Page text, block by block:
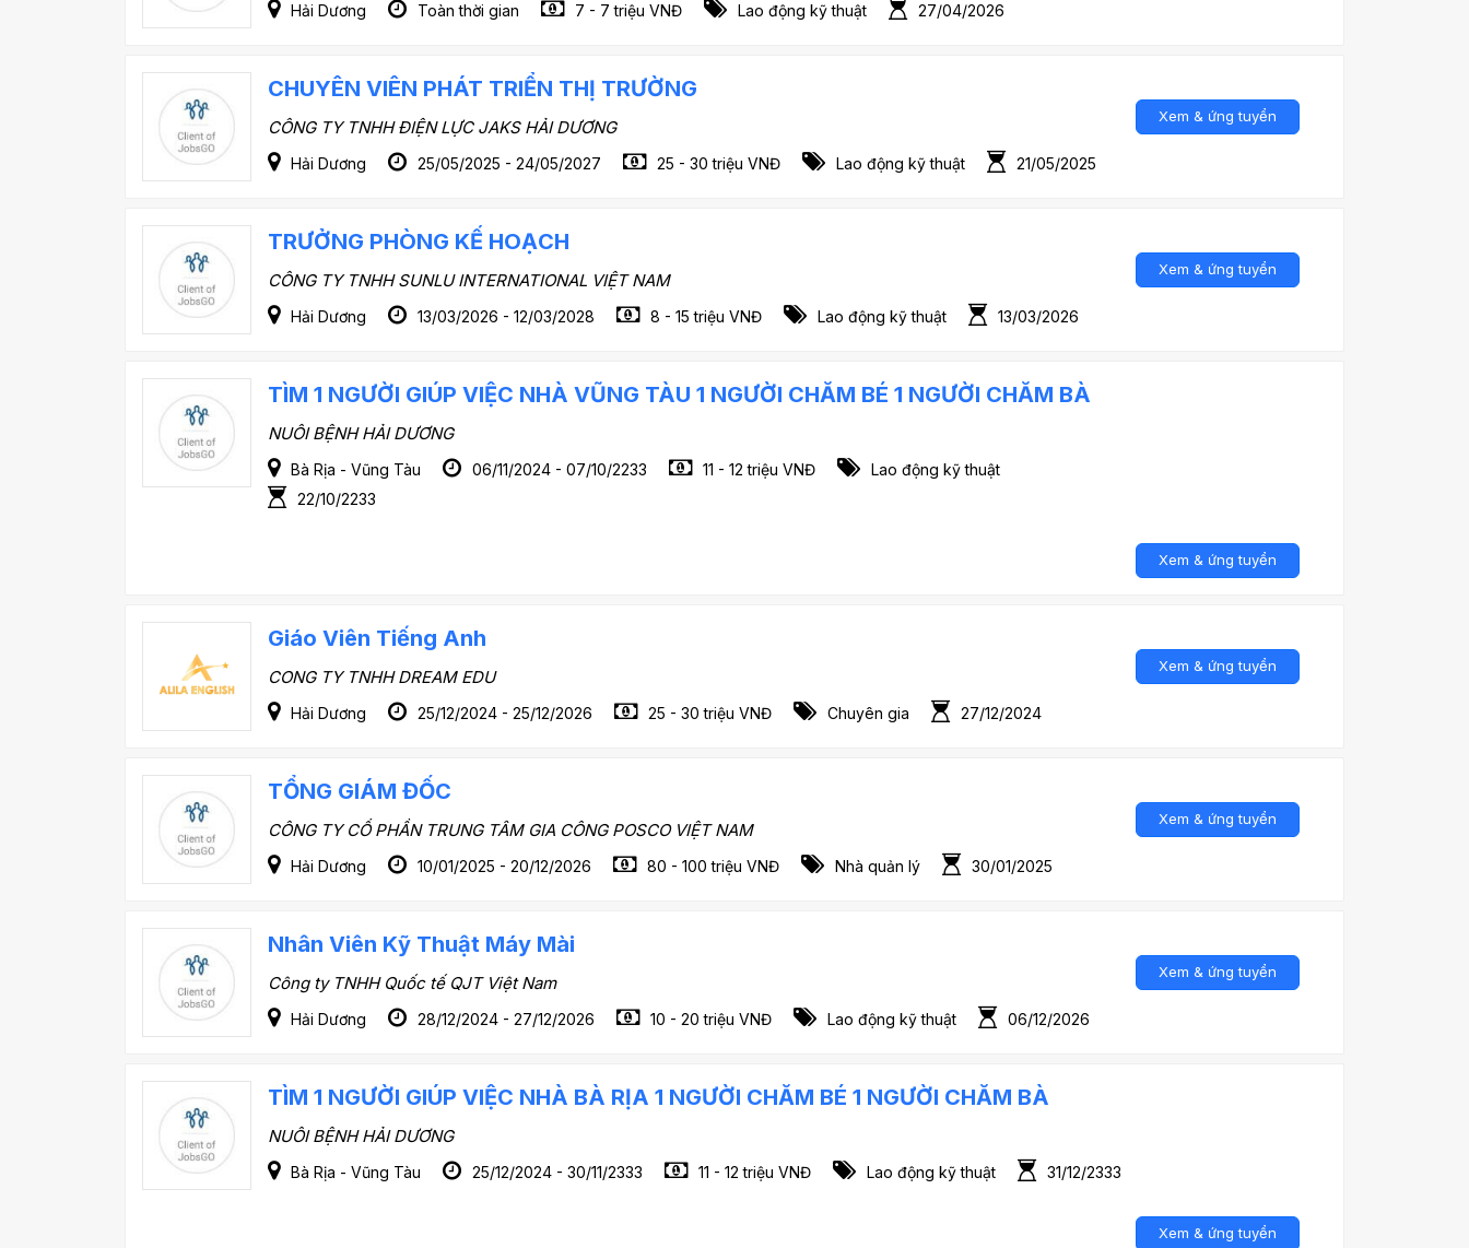
Hải Dương Toàn thời gian 7 - 7 triệu VNĐ Lao động kỹ thuật 27/04/2026
CHUYÊN VIÊN PHÁT TRIỂN THỊ TRƯỜNG
CÔNG TY TNHH ĐIỆN LỰC JAKS HẢI DƯƠNG
Hải Dương 25/05/2025 - 24/05/2027 25 - 30 triệu VNĐ Lao động kỹ thuật 21/05/2025
Xem & ứng tuyển
TRƯỞNG PHÒNG KẾ HOẠCH
CÔNG TY TNHH SUNLU INTERNATIONAL VIỆT NAM
Hải Dương 13/03/2026 - 12/03/2028 8 - 15 triệu VNĐ Lao động kỹ thuật 13/03/2026
Xem & ứng tuyển
TÌM 1 NGƯỜI GIÚP VIỆC NHÀ VŨNG TÀU 1 NGƯỜI CHĂM BÉ 1 NGƯỜI CHĂM BÀ
NUÔI BỆNH HẢI DƯƠNG
Bà Rịa - Vũng Tàu 06/11/2024 - 07/10/2233 11 - 12 triệu VNĐ
Lao động kỹ thuật
22/10/2233
Xem & ứng tuyển
Giáo Viên Tiếng Anh
CONG TY TNHH DREAM EDU
Hải Dương 25/12/2024 - 25/12/2026 25 - 30 triệu VNĐ Chuyên gia 27/12/2024
Xem & ứng tuyển
TỔNG GIÁM ĐỐC
CÔNG TY CỔ PHẦN TRUNG TÂM GIA CÔNG POSCO VIỆT NAM
Hải Dương 10/01/2025 - 20/12/2026 80 - 100 triệu VNĐ Nhà quản lý 30/01/2025
Xem & ứng tuyển
Nhân Viên Kỹ Thuật Máy Mài
Công ty TNHH Quốc tế QJT Việt Nam
Hải Dương 28/12/2024 - 27/12/2026 10 - 20 triệu VNĐ Lao động kỹ thuật 06/12/2026
Xem & ứng tuyển
TÌM 1 NGƯỜI GIÚP VIỆC NHÀ BÀ RỊA 1 NGƯỜI CHĂM BÉ 1 NGƯỜI CHĂM BÀ
NUÔI BỆNH HẢI DƯƠNG
Bà Rịa - Vũng Tàu 25/12/2024 - 30/11/2333 11 - 12 triệu VNĐ Lao động kỹ thuật 31/12/2333
Xem & ứng tuyển